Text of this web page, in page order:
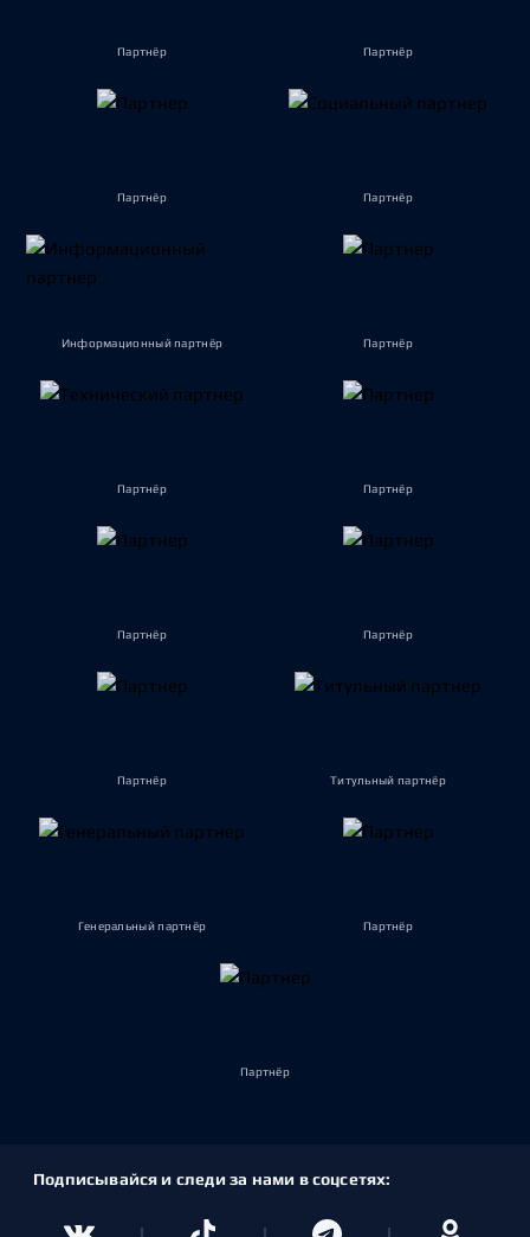
Партнёр Партнёр
Партнёр Партнёр
Информационный партнёр Партнёр
Партнёр Партнёр
Партнёр Партнёр
Партнёр Титульный партнёр
Генеральный партнёр Партнёр
Партнёр
Подписывайся и следи за нами в соцсетях: